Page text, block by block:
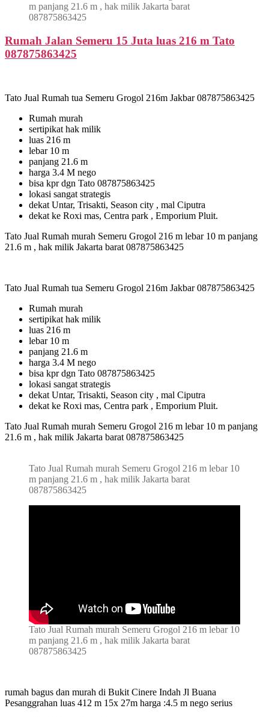
m panjang 21.6 m , hak milik Jakarta barat
087875863425
Rumah Jalan Semeru 15 Juta luas 216 m Tato
087875863425
Tato Jual Rumah tua Semeru Grogol 216m Jakbar 087875863425
Rumah murah
sertipikat hak milik
luas 216 m
lebar 10 m
panjang 21.6 m
harga 3.4 M nego
bisa kpr dgn Tato 087875863425
lokasi sangat strategis
dekat Untar, Trisakti, Season city , mal Ciputra
dekat ke Roxi mas, Centra park , Emporium Pluit.
Tato Jual Rumah murah Semeru Grogol 216 m lebar 10 m panjang
21.6 m , hak milik Jakarta barat 087875863425
Tato Jual Rumah tua Semeru Grogol 216m Jakbar 087875863425
Rumah murah
sertipikat hak milik
luas 216 m
lebar 10 m
panjang 21.6 m
harga 3.4 M nego
bisa kpr dgn Tato 087875863425
lokasi sangat strategis
dekat Untar, Trisakti, Season city , mal Ciputra
dekat ke Roxi mas, Centra park , Emporium Pluit.
Tato Jual Rumah murah Semeru Grogol 216 m lebar 10 m panjang
21.6 m , hak milik Jakarta barat 087875863425
Tato Jual Rumah murah Semeru Grogol 216 m lebar 10
m panjang 21.6 m , hak milik Jakarta barat
087875863425
Tato Jual Rumah murah Semeru Grogol 216 m lebar 10
m panjang 21.6 m , hak milik Jakarta barat
087875863425
rumah bagus dan murah di Bukit Cinere Indah Jl Buana
Pesanggrahan luas 412 m 15x 27m harga :4.5 m nego serius